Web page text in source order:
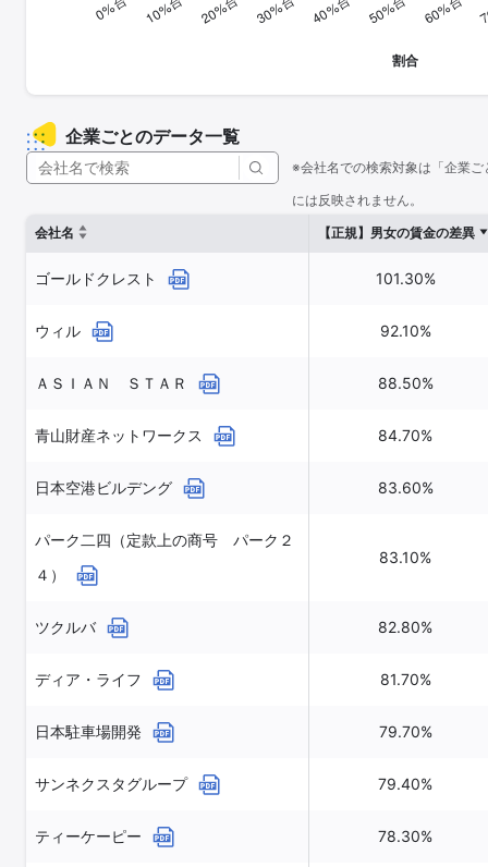
企業ごとのデータ一覧
※会社名での検索対象は「企業
には反映されません。
会社名
【正規】男女の賃金の差異
ゴールドクレスト 101.30%
ウィル 92.10%
ＡＳＩＡＮ ＳＴＡＲ 88.50%
青山財産ネットワークス 84.70%
日本空港ビルデング 83.60%
パーク二四（定款上の商号 パーク２
４）
83.10%
ツクルバ 82.80%
ディア・ライフ 81.70%
日本駐車場開発 79.70%
サンネクスタグループ 79.40%
ティーケーピー 78.30%